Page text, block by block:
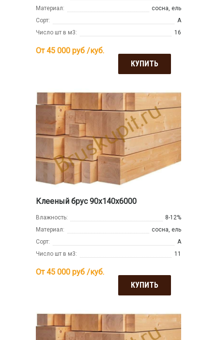
Материал:
сосна, ель
Сорт:
А
Число шт в м3:
16
От 45 000 руб /куб.
КУПИТЬ
Клееный брус 90х140х6000
Влажность:
8-12%
Материал:
сосна, ель
Сорт:
А
Число шт в м3:
11
От 45 000 руб /куб.
КУПИТЬ